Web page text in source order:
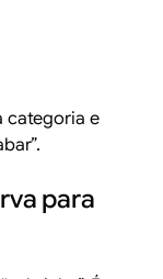
categoria e
para